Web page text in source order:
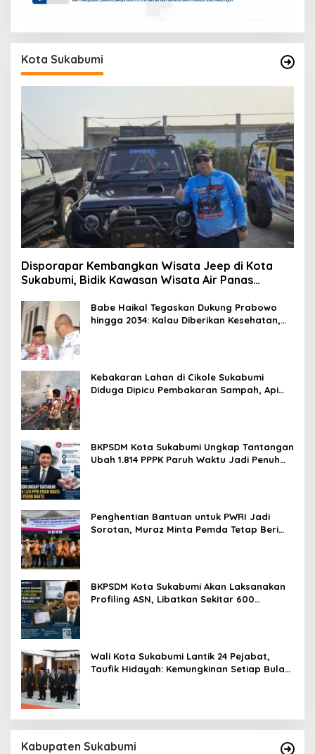
Kota Sukabumi
Disporapar Kembangkan Wisata Jeep di Kota
Sukabumi, Bidik Kawasan Wisata Air Panas
Babe Haikal Tegaskan Dukung Prabowo
hingga 2034: Kalau Diberikan Kesehatan,
Kebakaran Lahan di Cikole Sukabumi
Diduga Dipicu Pembakaran Sampah, Api
BKPSDM Kota Sukabumi Ungkap Tantangan
Ubah 1.814 PPPK Paruh Waktu Jadi Penuh
Penghentian Bantuan untuk PWRI Jadi
Sorotan, Muraz Minta Pemda Tetap Beri
BKPSDM Kota Sukabumi Akan Laksanakan
Profiling ASN, Libatkan Sekitar 600
Wali Kota Sukabumi Lantik 24 Pejabat,
Taufik Hidayah: Kemungkinan Setiap Bulan
Kabupaten Sukabumi